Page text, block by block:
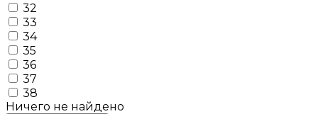
32
33
34
35
36
37
38
Ничего не найдено